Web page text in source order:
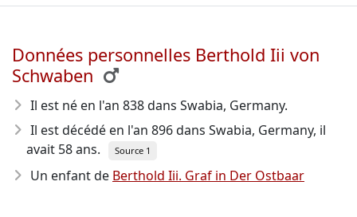
Données personnelles Berthold Iii von
Schwaben
Il est né en l'an 838dans Swabia, Germany.
Il est décédé en l'an 896dans Swabia, Germany, il
avait 58 ans.
Source 1
Un enfant de Berthold Iii. Graf in Der Ostbaar